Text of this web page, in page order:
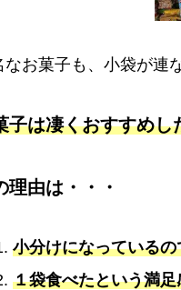
なお菓子も、小袋が連
子は凄くおすすめし
理由は・・・
小分けになっている
１袋食べたという満足